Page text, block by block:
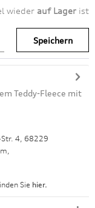
wieder auf Lager ist
Speichern
Teddy-Fleece mit
Str. 4, 68229
Sie hier.